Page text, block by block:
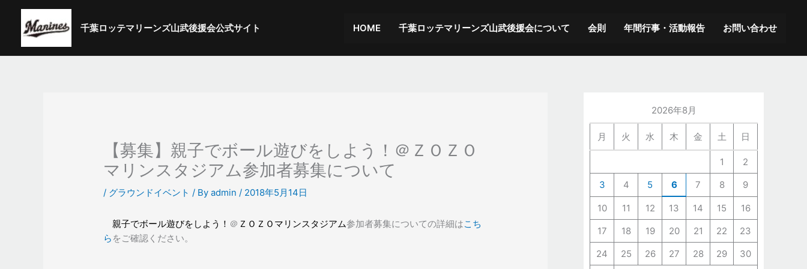
千葉ロッテマリーンズ山武後援会公式サイト HOME 千葉ロッテマリーンズ山武後援会について 会則 年間行事・活動報告 お問い合わせ
【募集】親子でボール遊びをしよう！＠ＺＯＺＯ
マリンスタジアム参加者募集について
/ グラウンドイベント / Byadmin/ 2018年5月14日
親子でボール遊びをしよう！ ＠ ＺＯＺＯマリンスタジアム参加者募集についての詳細はこち
ら をご確認ください。
2026年8月
月 火 水 木 金 土 日
1
2
3
4 5 6 7 8 9
10 11 12 13 14 15
16
17
18 19 20 21 22
23
24
25 26 27 28 29 30
ー